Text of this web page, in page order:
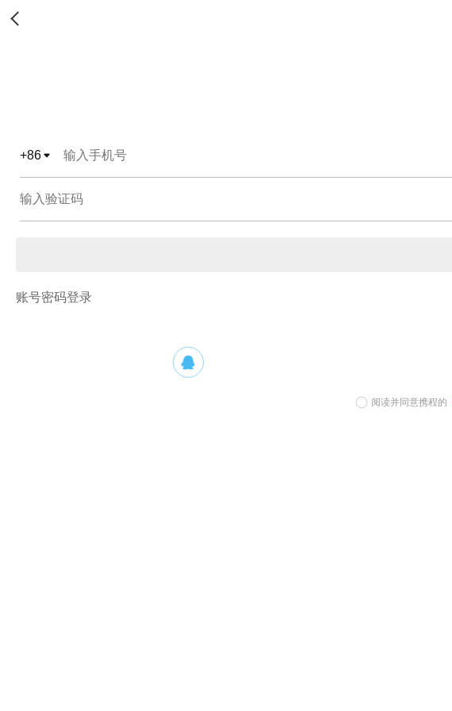
+86
账号密码登录
阅读并同意携程的